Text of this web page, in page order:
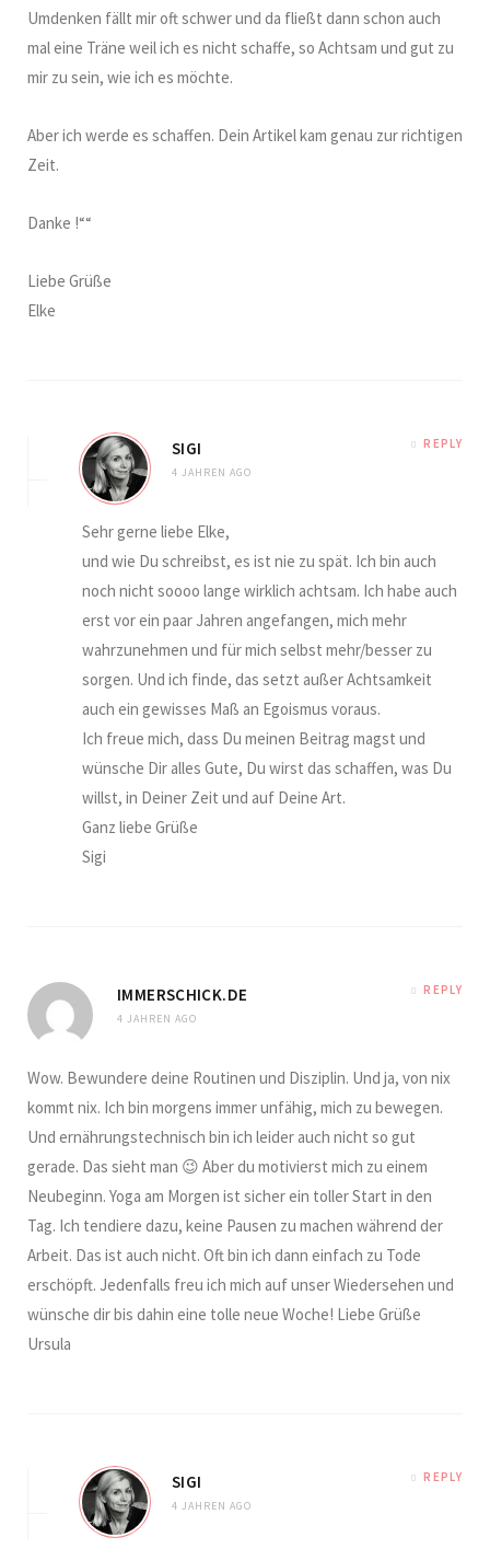
Umdenken fällt mir oft schwer und da fließt dann schon auch
mal eine Träne weil ich es nicht schaffe, so Achtsam und gut zu
mir zu sein, wie ich es möchte.
Aber ich werde es schaffen. Dein Artikel kam genau zur richtigen
Zeit.
Danke !““
Liebe Grüße
Elke
SIGI
4 JAHREN AGO
REPLY
Sehr gerne liebe Elke,
und wie Du schreibst, es ist nie zu spät. Ich bin auch
noch nicht soooo lange wirklich achtsam. Ich habe auch
erst vor ein paar Jahren angefangen, mich mehr
wahrzunehmen und für mich selbst mehr/besser zu
sorgen. Und ich finde, das setzt außer Achtsamkeit
auch ein gewisses Maß an Egoismus voraus.
Ich freue mich, dass Du meinen Beitrag magst und
wünsche Dir alles Gute, Du wirst das schaffen, was Du
willst, in Deiner Zeit und auf Deine Art.
Ganz liebe Grüße
Sigi
IMMERSCHICK.DE
4 JAHREN AGO
REPLY
Wow. Bewundere deine Routinen und Disziplin. Und ja, von nix
kommt nix. Ich bin morgens immer unfähig, mich zu bewegen.
Und ernährungstechnisch bin ich leider auch nicht so gut
gerade. Das sieht man 😉 Aber du motivierst mich zu einem
Neubeginn. Yoga am Morgen ist sicher ein toller Start in den
Tag. Ich tendiere dazu, keine Pausen zu machen während der
Arbeit. Das ist auch nicht. Oft bin ich dann einfach zu Tode
erschöpft. Jedenfalls freu ich mich auf unser Wiedersehen und
wünsche dir bis dahin eine tolle neue Woche! Liebe Grüße
Ursula
SIGI
4 JAHREN AGO
REPLY